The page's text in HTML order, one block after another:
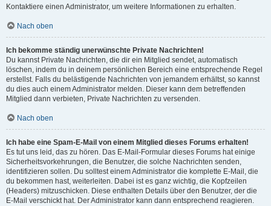
Kontaktiere einen Administrator, um weitere Informationen zu erhalten.
Nach oben
Ich bekomme ständig unerwünschte Private Nachrichten!
Du kannst Private Nachrichten, die dir ein Mitglied sendet, automatisch
löschen, indem du in deinem persönlichen Bereich eine entsprechende Regel
erstellst. Falls du belästigende Nachrichten von jemandem erhältst, so kannst
du dies auch einem Administrator melden. Dieser kann dem betreffenden
Mitglied dann verbieten, Private Nachrichten zu versenden.
Nach oben
Ich habe eine Spam-E-Mail von einem Mitglied dieses Forums erhalten!
Es tut uns leid, das zu hören. Das E-Mail-Formular dieses Forums hat einige
Sicherheitsvorkehrungen, die Benutzer, die solche Nachrichten senden,
identifizieren sollen. Du solltest einem Administrator die komplette E-Mail, die
du bekommen hast, weiterleiten. Dabei ist es ganz wichtig, die Kopfzeilen
(Headers) mitzuschicken. Diese enthalten Details über den Benutzer, der die
E-Mail verschickt hat. Der Administrator kann dann entsprechend reagieren.